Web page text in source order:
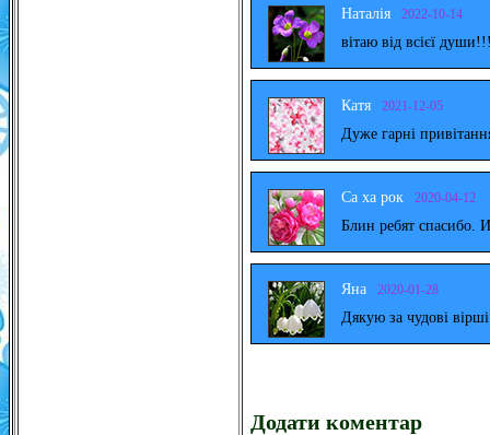
Наталія 2022-10-14
вітаю від всієї
Катя 2021-12-05
Дуже гарні
Са ха рок 2020-04-12
Блин ребят спасибо.
Яна 2020-01-28
Дякую за чудові
Додати коментар